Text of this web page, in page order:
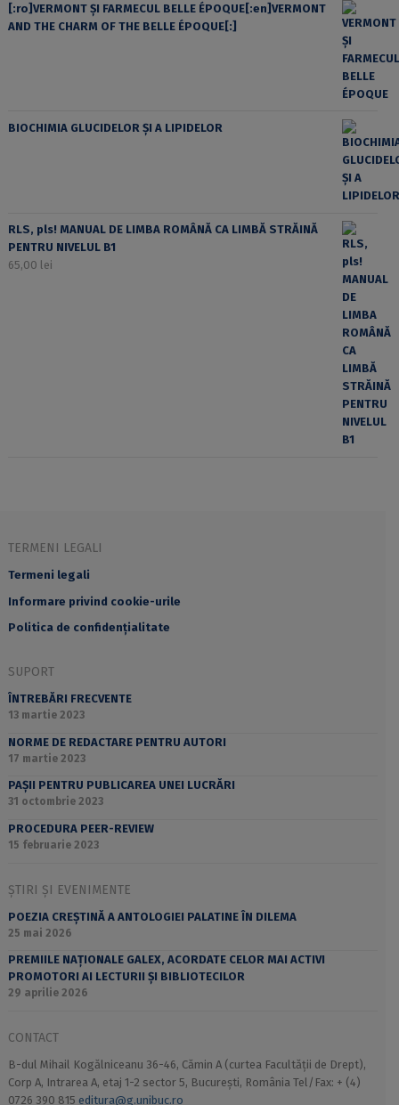
[:ro]VERMONT ȘI FARMECUL BELLE ÉPOQUE[:en]VERMONT
AND THE CHARM OF THE BELLE ÉPOQUE[:]
BIOCHIMIA GLUCIDELOR ȘI A LIPIDELOR
RLS, pls! MANUAL DE LIMBA ROMÂNĂ CA LIMBĂ STRĂINĂ
PENTRU NIVELUL B1
65,00 lei
TERMENI LEGALI
Termeni legali
Informare privind cookie-urile
Politica de confidențialitate
SUPORT
ÎNTREBĂRI FRECVENTE
13 martie 2023
NORME DE REDACTARE PENTRU AUTORI
17 martie 2023
PAȘII PENTRU PUBLICAREA UNEI LUCRĂRI
31 octombrie 2023
PROCEDURA PEER-REVIEW
15 februarie 2023
ȘTIRI ȘI EVENIMENTE
POEZIA CREȘTINĂ A ANTOLOGIEI PALATINE ÎN DILEMA
25 mai 2026
PREMIILE NAȚIONALE GALEX, ACORDATE CELOR MAI ACTIVI
PROMOTORI AI LECTURII ȘI BIBLIOTECILOR
29 aprilie 2026
CONTACT
B-dul Mihail Kogălniceanu 36-46, Cămin A (curtea Facultății de Drept),
Corp A, Intrarea A, etaj 1-2 sector 5, București, România Tel/Fax: + (4)
0726 390 815 editura@g.unibuc.ro